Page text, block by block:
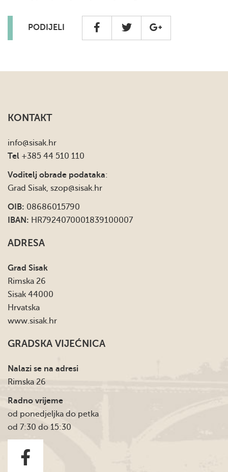
PODIJELI
KONTAKT
info@sisak.hr
Tel +385 44 510 110
Voditelj obrade podataka:
Grad Sisak, szop@sisak.hr
OIB: 08686015790
IBAN: HR7924070001839100007
ADRESA
Grad Sisak
Rimska 26
Sisak 44000
Hrvatska
www.sisak.hr
GRADSKA VIJEĆNICA
Nalazi se na adresi
Rimska 26
Radno vrijeme
od ponedjeljka do petka
od 7:30 do 15:30